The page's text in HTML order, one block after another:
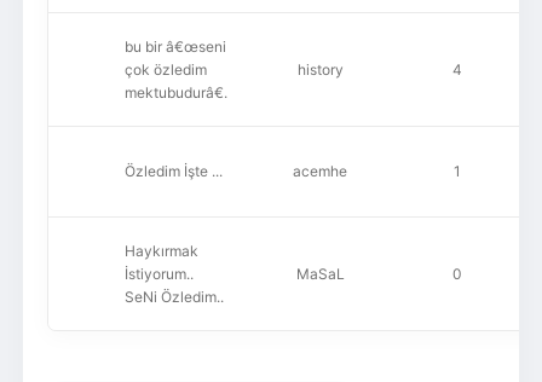
bu bir â€œseni
çok özledim
mektubudurâ€.
history 4
Özledim İşte ... acemhe 1
Haykırmak
İstiyorum..
SeNi Özledim..
MaSaL 0